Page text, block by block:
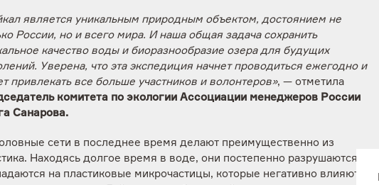
является уникальным природным объектом, достоянием не
России, но и всего мира. И наша общая задача сохранить
качество воды и биоразнообразие озера для будущих
Уверена, что эта экспедиция начнет проводиться ежегодно и
привлекать все больше участников и волонтеров», — отметила
комитета по экологии Ассоциации менеджеров России
Санарова.
сети в последнее время делают преимущественно из
Находясь долгое время в воде, они постепенно разрушаются и
на пластиковые микрочастицы, которые негативно влияют на